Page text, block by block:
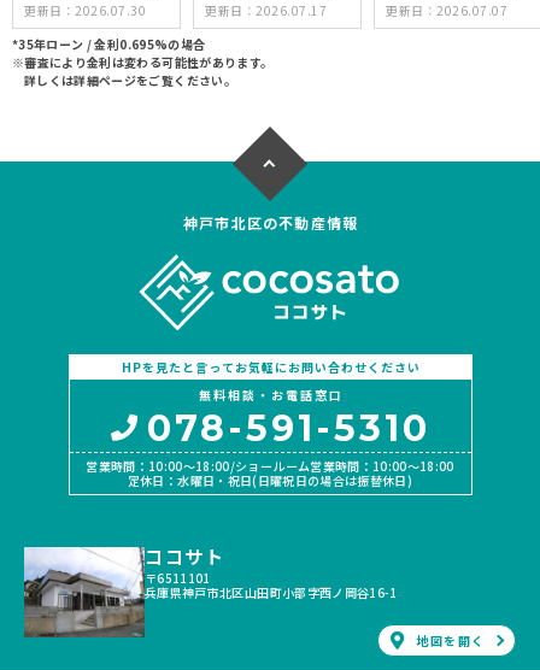
駅徒歩10分以内
50坪以上
接道6ｍ以上
上下水道完備
更新日：2026.07.30
駅徒歩10分以内
接道6ｍ以上
上下水道完備
更新日：2026.07.17
駅徒歩10分以内
更新日：2026.07.07
*35年ローン / 金利0.695%の場合
※審査により金利は変わる可能性があります。
詳しくは詳細ページをご覧ください。
神戸市北区の不動産情報
HPを見たと言ってお気軽にお問い合わせください
無料相談・お電話窓口
078-591-5310
営業時間：10:00〜18:00/ショールーム営業時間：10:00〜18:00
定休日：水曜日・祝日(日曜祝日の場合は振替休日)
ココサト
〒6511101
兵庫県神戸市北区山田町小部字西ノ岡谷16-1
地図を開く